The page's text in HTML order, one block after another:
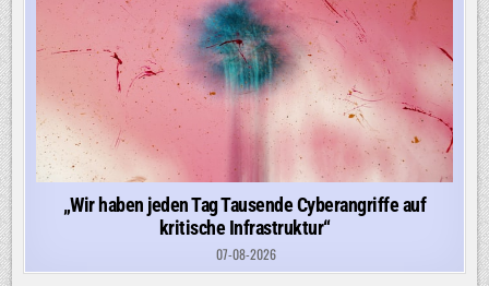
„Wir haben jeden Tag Tausende Cyberangriffe auf
kritische Infrastruktur“
07-08-2026